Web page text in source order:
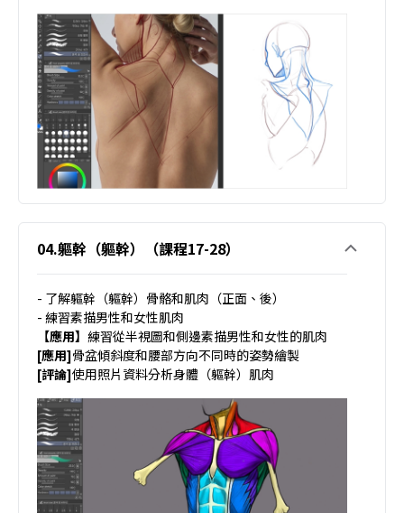
04.軀幹（軀幹）（課程17-28）
- 了解軀幹（軀幹）骨骼和肌肉（正面、後）
- 練習素描男性和女性肌肉
【應用】 練習從半視圖和側邊素描男性和女性的肌肉
[應用]骨盆傾斜度和腰部方向不同時的姿勢繪製
[評論]使用照片資料分析身體（軀幹）肌肉